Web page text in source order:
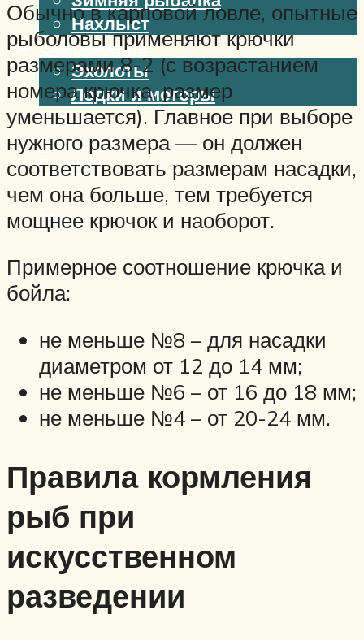
Нахлыст
Снаряжение
Эхолоты
Лодки и моторы
Узлы
Рецепты
Разное
Меню
Обычно в карповой ловле, опытные
рыболовы применяют крючки
размерами 8-2 (с возрастанием
номера крючка, размер
уменьшается). Главное при выборе
нужного размера — он должен
соответствовать размерам насадки,
чем она больше, тем требуется
мощнее крючок и наоборот.
Примерное соотношение крючка и
бойла:
не меньше №8 – для насадки
диаметром от 12 до 14 мм;
не меньше №6 – от 16 до 18 мм;
не меньше №4 – от 20-24 мм.
Правила кормления
рыб при
искусственном
разведении